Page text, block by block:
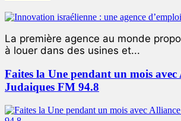
La première agence au monde
à louer dans des usines et...
Faites la Une pendant un mois avec
Judaiques FM 94.8